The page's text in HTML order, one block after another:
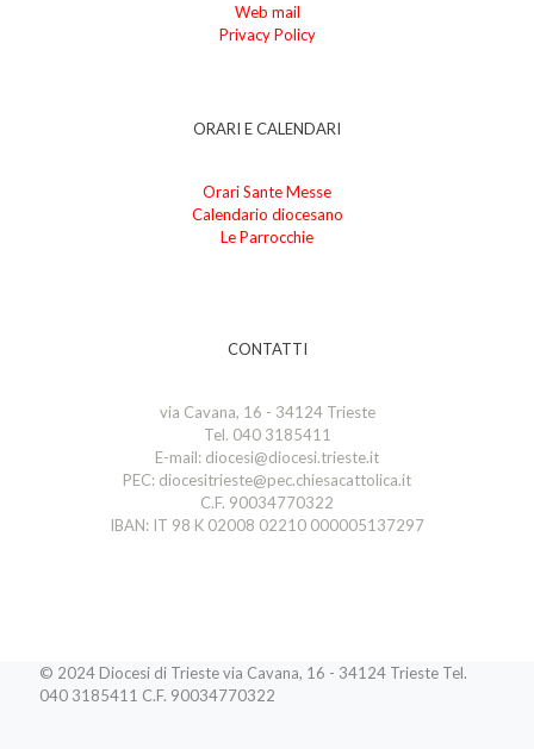
Web mail
Privacy Policy
ORARI E CALENDARI
Orari Sante Messe
Calendario diocesano
Le Parrocchie
CONTATTI
via Cavana, 16 - 34124 Trieste
Tel. 040 3185411
E-mail: diocesi@diocesi.trieste.it
PEC: diocesitrieste@pec.chiesacattolica.it
C.F. 90034770322
IBAN: IT 98 K 02008 02210 000005137297
© 2024 Diocesi di Trieste via Cavana, 16 - 34124 Trieste Tel.
040 3185411 C.F. 90034770322